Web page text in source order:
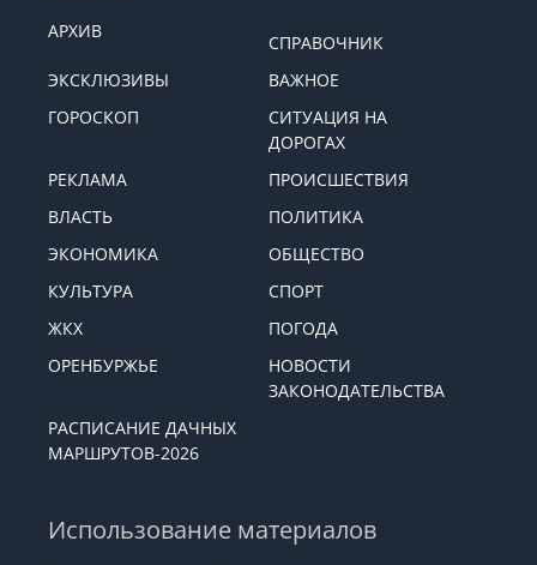
АРХИВ
СПРАВОЧНИК
ЭКСКЛЮЗИВЫ
ВАЖНОЕ
ГОРОСКОП
СИТУАЦИЯ НА
ДОРОГАХ
РЕКЛАМА
ПРОИСШЕСТВИЯ
ВЛАСТЬ
ПОЛИТИКА
ЭКОНОМИКА
ОБЩЕСТВО
КУЛЬТУРА
СПОРТ
ЖКХ
ПОГОДА
ОРЕНБУРЖЬЕ
НОВОСТИ
ЗАКОНОДАТЕЛЬСТВА
РАСПИСАНИЕ ДАЧНЫХ
МАРШРУТОВ-2026
Использование материалов